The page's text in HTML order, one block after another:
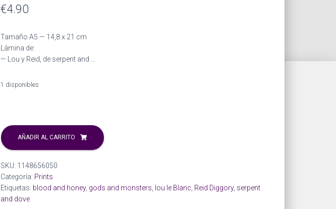
€4.90
Tamaño A5 — 14,8 x 21 cm
Lámina de:
— Lou y Reid, de serpent and …
1 disponibles
Serpent
and
Dove
print
cantidad
AÑADIR AL CARRITO
SKU: 1148656050
Categoría: Prints
Etiquetas: blood and honey, gods and monsters lou le Blanc Reid Diggory, serpent
and dove